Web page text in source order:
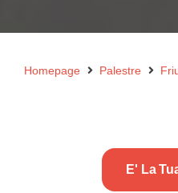
Homepage Palestre
E' La